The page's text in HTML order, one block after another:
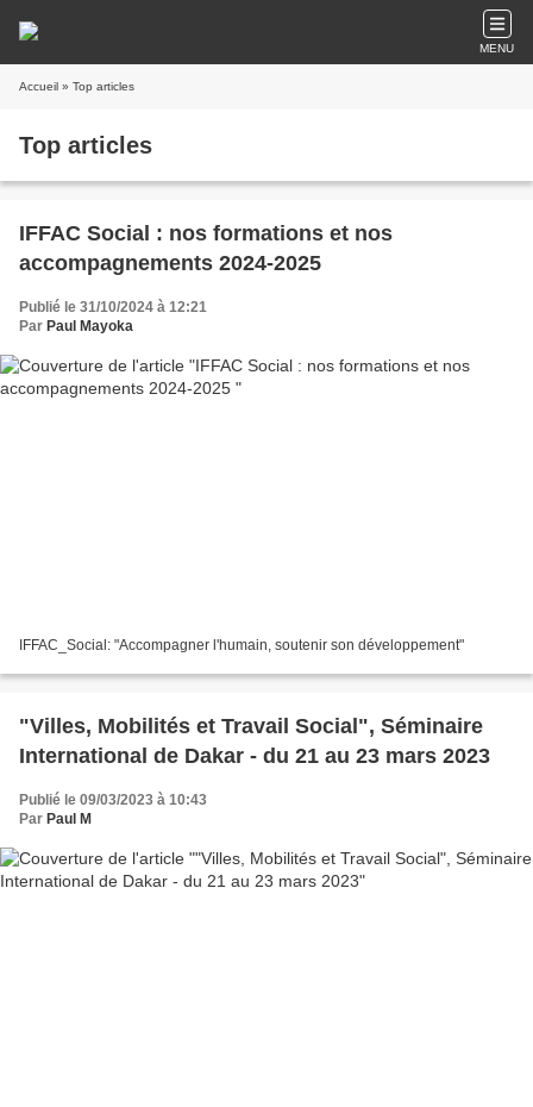
MENU
Accueil » Top articles
Top articles
IFFAC Social : nos formations et nos
accompagnements 2024-2025
Publié le 31/10/2024 à 12:21
Par Paul Mayoka
IFFAC_Social: "Accompagner l'humain, soutenir son développement"
"Villes, Mobilités et Travail Social", Séminaire
International de Dakar - du 21 au 23 mars 2023
Publié le 09/03/2023 à 10:43
Par Paul M